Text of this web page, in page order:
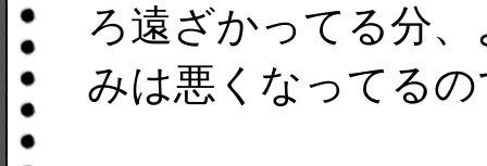
ろ遠ざかってる分
みは悪くなってる